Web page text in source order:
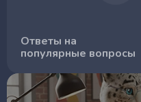
Ответы на
популярные вопросы